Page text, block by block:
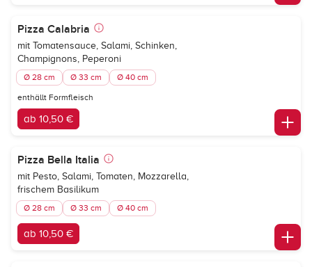
Pizza Calabria
mit Tomatensauce, Salami, Schinken,
Champignons, Peperoni
Ø 28 cm Ø 33 cm Ø 40 cm
enthällt Formfleisch
ab 10,50 €
Pizza Bella Italia
mit Pesto, Salami, Tomaten, Mozzarella,
frischem Basilikum
Ø 28 cm Ø 33 cm Ø 40 cm
ab 10,50 €